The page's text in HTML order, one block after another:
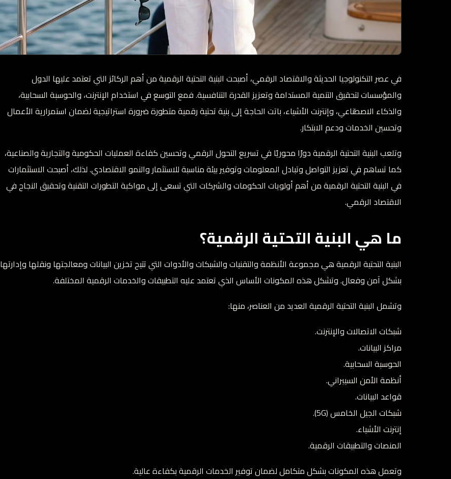
في عصر التكنولوجيا الحديثة والاقتصاد الرقمي، أصبحت البنية التحتية الرقمية من أهم الركائز التي تعتمد عليها الدول
والمؤسسات لتحقيق التنمية المستدامة وتعزيز القدرة التنافسية. فمع التوسع في استخدام الإنترنت، والحوسبة السحابية،
والذكاء الاصطناعي، وإنترنت الأشياء، باتت الحاجة إلى بنية تحتية رقمية متطورة ضرورة استراتيجية لضمان استمرارية الأعمال
وتحسين الخدمات ودعم الابتكار.
وتلعب البنية التحتية الرقمية دورًا محوريًا في تسريع التحول الرقمي وتحسين كفاءة العمليات الحكومية والتجارية والصناعية،
كما تساهم في تعزيز التواصل وتبادل المعلومات وتوفير بيئة مناسبة للاستثمار والنمو الاقتصادي. لذلك، أصبحت الاستثمارات
في البنية التحتية الرقمية من أهم أولويات الحكومات والشركات التي تسعى إلى مواكبة التطورات التقنية وتحقيق النجاح في
الاقتصاد الرقمي.
ما هي البنية التحتية الرقمية؟
البنية التحتية الرقمية هي مجموعة الأنظمة والتقنيات والشبكات والأدوات التي تتيح تخزين البيانات ومعالجتها ونقلها وإدارتها
بشكل آمن وفعال. وتشكل هذه المكونات الأساس الذي تعتمد عليه التطبيقات والخدمات الرقمية المختلفة.
وتشمل البنية التحتية الرقمية العديد من العناصر، منها:
شبكات الاتصالات والإنترنت.
مراكز البيانات.
الحوسبة السحابية.
أنظمة الأمن السيبراني.
قواعد البيانات.
شبكات الجيل الخامس (5G).
إنترنت الأشياء.
المنصات والتطبيقات الرقمية.
وتعمل هذه المكونات بشكل متكامل لضمان توفير الخدمات الرقمية بكفاءة عالية.